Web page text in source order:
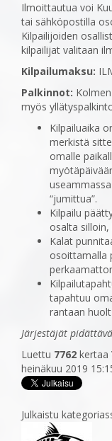
Ilmoittautua voi
tai sähköpostilla
Kilpailijoiden
kilpailijat valitaan
Kilpailumaksu:
Palkinnot:
myös
Kilpailuaika
merkistä
omalle
“jumittua”.
Kilpailu
osalta
Kalat
osoittamalla
tapahtuu
rantaan
Järjestäjät
Luettu 7762 kertaa
heinäkuu 2019
Julkaistu